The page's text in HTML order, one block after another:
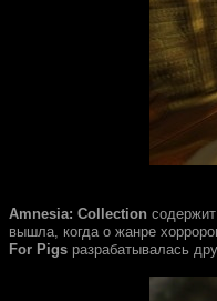
Amnesia: Collection
вышла, когда о жанре
For Pigs разрабатывалась